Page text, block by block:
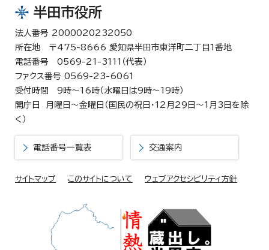
半田市役所
法人番号 2000020232050
所在地 〒475-8666 愛知県半田市東洋町二丁目1番地
電話番号 0569-21-3111（代表）
ファクス番号 0569-23-6061
受付時間 9時～16時（水曜日は9時～19時）
開庁日 月曜日～金曜日（国民の祝日・12月29日～1月3日を除
く）
電話番号一覧表 交通案内
サイトマップ このサイトについて ウェブアクセシビリティ方針